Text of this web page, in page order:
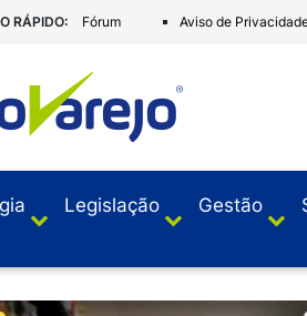
RÁPIDO: Fórum Aviso de
Legislação Gestão